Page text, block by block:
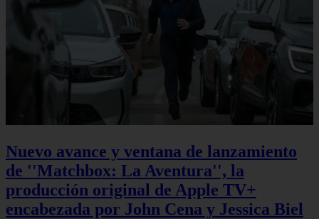
Nuevo avance y ventana de lanzamiento
de ''Matchbox: La Aventura'', la
producción original de Apple TV+
encabezada por John Cena y Jessica Biel